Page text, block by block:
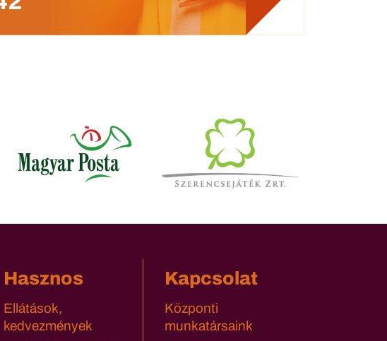
Hasznos
Ellátások,
kedvezmények
Kapcsolat
Központi
munkatársaink